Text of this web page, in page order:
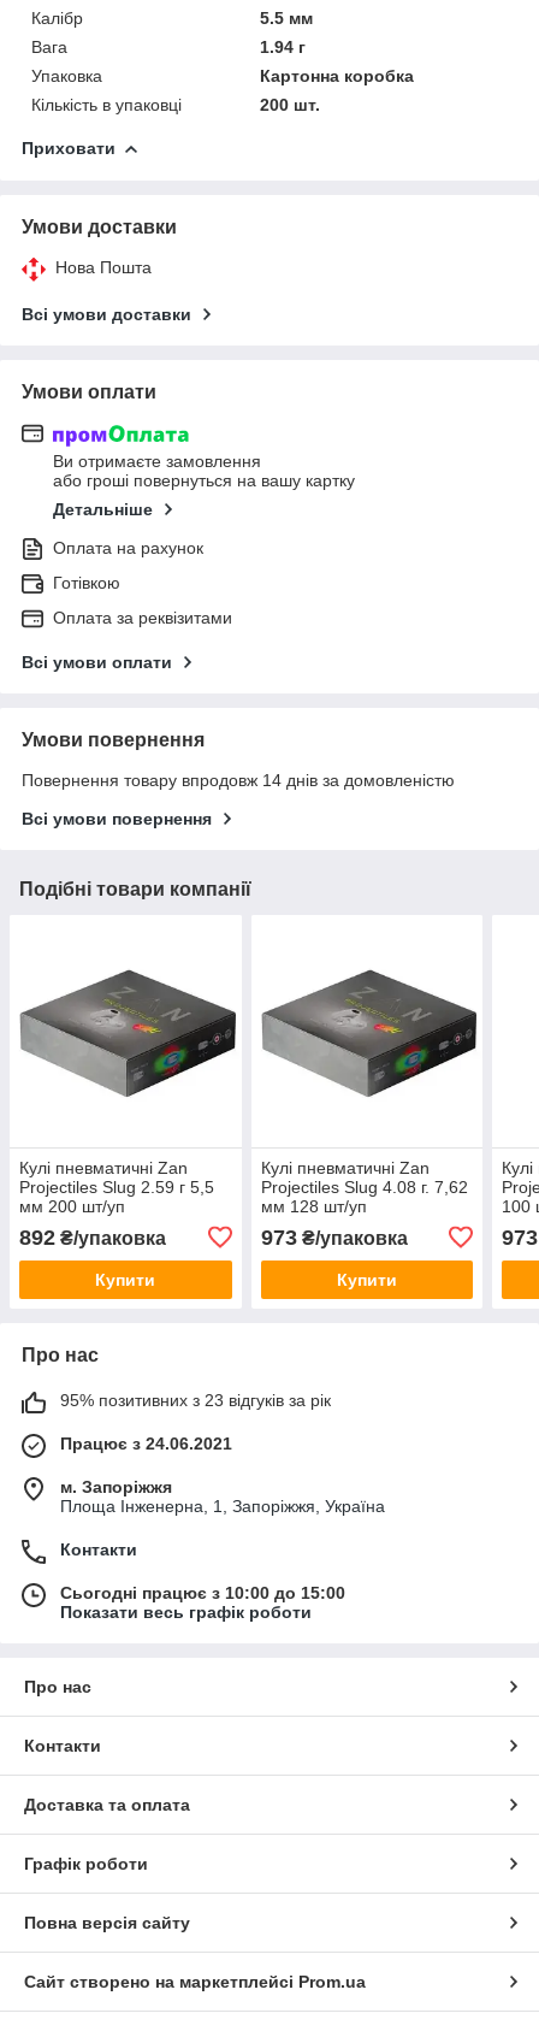
Калібр
5.5 мм
Вага
1.94 г
Упаковка
Картонна коробка
Кількість в упаковці
200 шт.
Приховати
Умови доставки
Нова Пошта
Всі умови доставки
Умови оплати
Ви отримаєте замовлення
або гроші повернуться на вашу картку
Детальніше
Оплата на рахунок
Готівкою
Оплата за реквізитами
Всі умови оплати
Умови повернення
Повернення товару впродовж 14 днів за домовленістю
Всі умови повернення
Подібні товари компанії
Кулі пневматичні Zan
Projectiles Slug 2.59 г 5,5
мм 200 шт/уп
892 ₴/упаковка
Купити
Кулі пневматичні Zan
Projectiles Slug 4.08 г. 7,62
мм 128 шт/уп
973₴/упаковка
Купити
100
973
Про нас
95% позитивних з 23 відгуків за рік
Працює з 24.06.2021
м. Запоріжжя
Площа Інженерна, 1, Запоріжжя, Україна
Контакти
Сьогодні працює з 10:00 до 15:00
Показати весь графік роботи
Про нас
Контакти
Доставка та оплата
Графік роботи
Повна версія сайту
Сайт створено на маркетплейсі Prom.ua